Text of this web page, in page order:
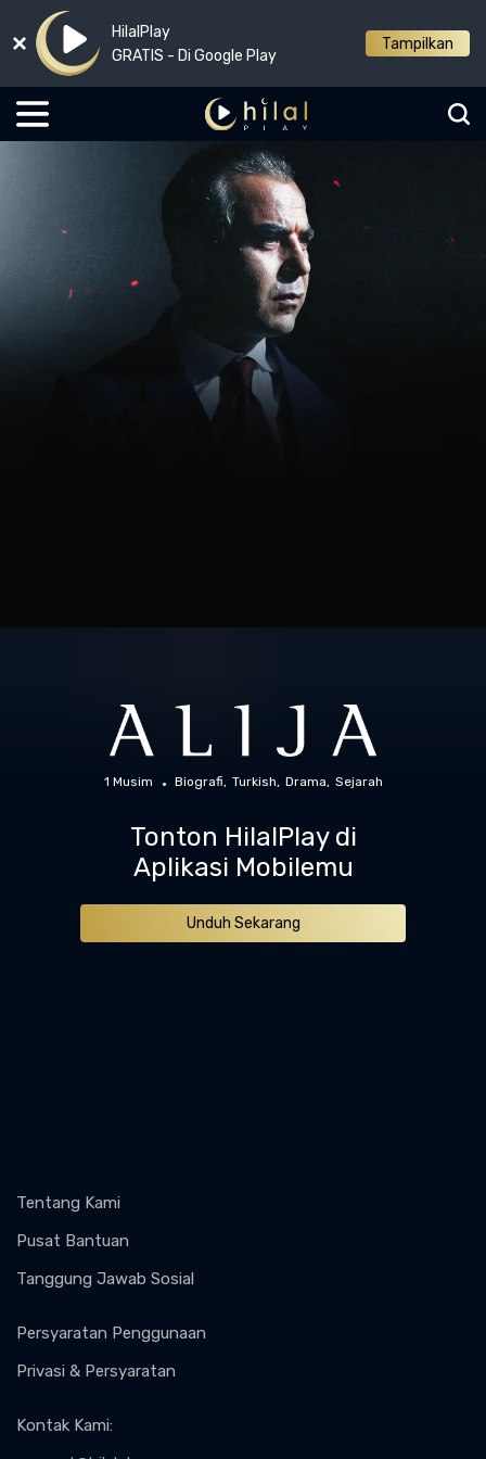
HilalPlay
GRATIS - Di Google Play
Tampilkan
1 Musim Biografi Turkish Drama Sejarah
Tonton HilalPlay di
Aplikasi Mobilemu
Unduh Sekarang
Tentang Kami
Pusat Bantuan
Tanggung Jawab Sosial
Persyaratan Penggunaan
Privasi & Persyaratan
Kontak Kami: